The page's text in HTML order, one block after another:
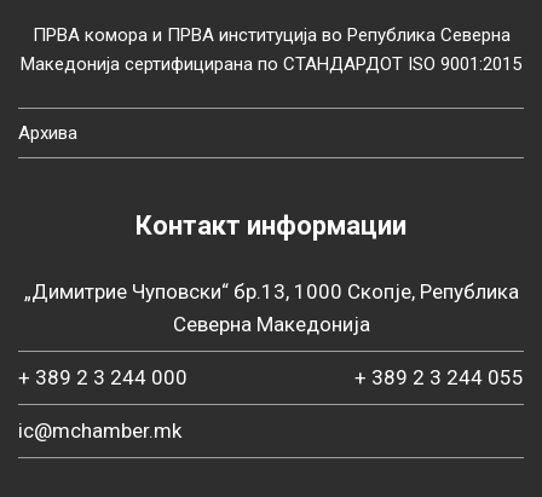
ПРВА комора и ПРВА институција во Република Северна
Македонија сертифицирана по СТАНДАРДОТ ISO 9001:2015
Архива
Контакт информации
„Димитрие Чуповски“ бр.13, 1000 Скопје, Република
Северна Македонија
+ 389 2 3 244 000 + 389 2 3 244 055
ic@mchamber.mk